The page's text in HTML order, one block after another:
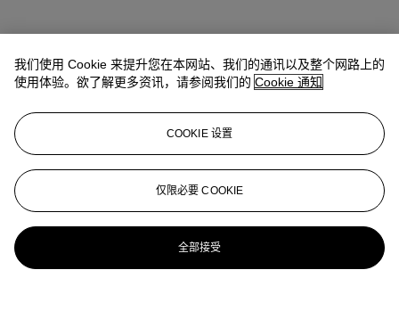
我们使用 Cookie 来提升您在本网站、我们的通讯以及整个网路上的
使用体验。欲了解更多资讯，请参阅我们的 Cookie 通知
COOKIE 设置
仅限必要 COOKIE
全部接受